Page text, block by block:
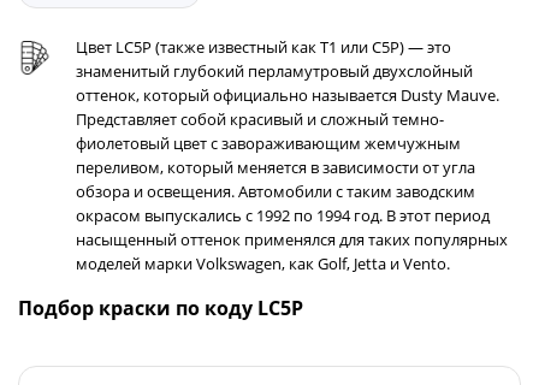
Цвет LC5P (также известный как T1 или C5P) — это
знаменитый глубокий перламутровый двухслойный
оттенок, который официально называется Dusty Mauve.
Представляет собой красивый и сложный темно-
фиолетовый цвет с завораживающим жемчужным
переливом, который меняется в зависимости от угла
обзора и освещения. Автомобили с таким заводским
окрасом выпускались с 1992 по 1994 год. В этот период
насыщенный оттенок применялся для таких популярных
моделей марки Volkswagen, как Golf, Jetta и Vento.
Подбор краски по коду LC5P